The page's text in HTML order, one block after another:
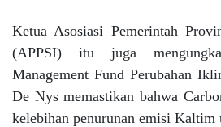
Ketua Asosiasi Pemerintah
(APPSI) itu juga
Management Fund Perubahan
De Nys memastikan bahwa
kelebihan penurunan emisi Kaltim